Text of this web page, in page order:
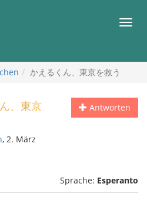
かえるくん、東京を救う
Antworten
、東京
, 2. März
Sprache: Esperanto